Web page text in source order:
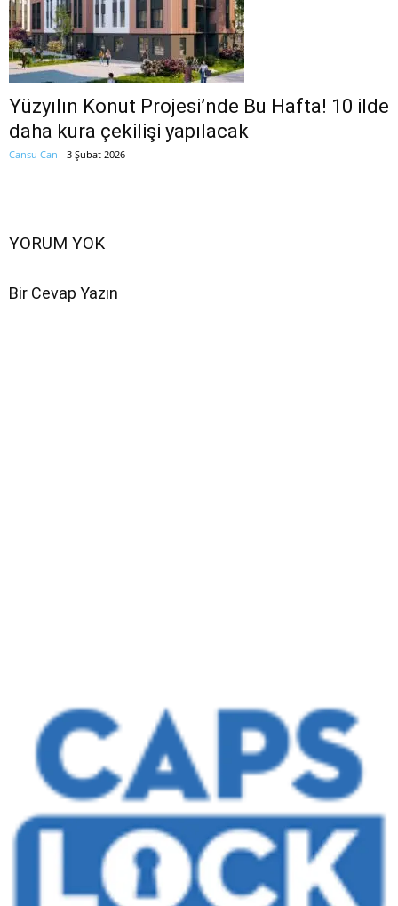
Yüzyılın Konut Projesi’nde Bu Hafta! 10 ilde
daha kura çekilişi yapılacak
Cansu Can - 3 Şubat 2026
YORUM YOK
Bir Cevap Yazın